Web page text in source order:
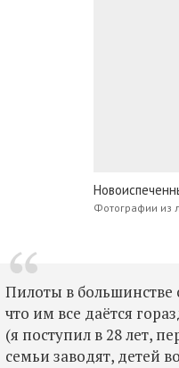
Фотографии из
Пилоты в большинстве
что им все даётся
(я поступил в 28 лет,
семьи заводят, детей